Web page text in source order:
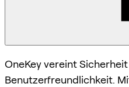
OneKey vereint
Benutzerfreundlichkeit.